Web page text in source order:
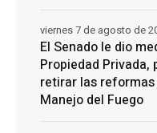
El Senado le dio
Propiedad Privada,
retirar las reformas
Manejo del Fuego
viernes 7 de agosto de